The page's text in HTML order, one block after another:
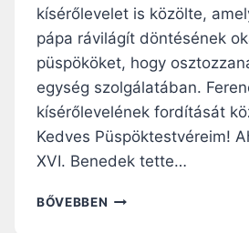
kísérőlevelet is közölte,
pápa rávilágít döntésének
püspököket, hogy
egység szolgálatában.
kísérőlevelének fordítását
Kedves Püspöktestvéreim!
XVI. Benedek tette…
BŐVEBBEN FERENC